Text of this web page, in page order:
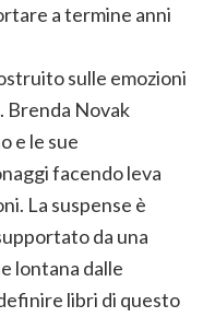
a termine anni
sulle emozioni
Brenda Novak
e le sue
facendo leva
La suspense è
da una
lontana dalle
libri di questo